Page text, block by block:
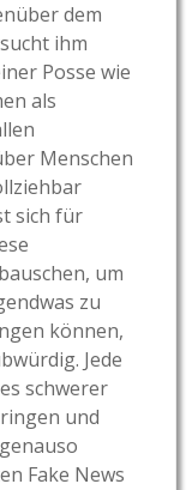
dem
ihm
Posse wie
als
Menschen
sich für
um
zu
können,
Jede
schwerer
und
Fake News